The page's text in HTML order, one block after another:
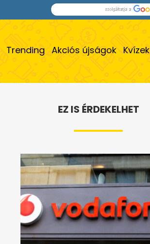
Trending Akciós újságok Kvízek
EZ IS ÉRDEKELHET